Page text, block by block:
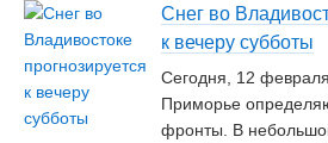
Снег во
к вечеру субботы
Сегодня, 12
Приморье
фронты. В